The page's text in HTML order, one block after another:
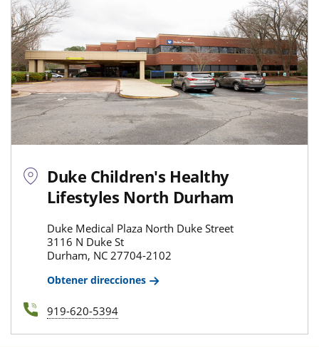
Duke Children's Healthy
Lifestyles North Durham
Duke Medical Plaza North Duke Street
3116 N Duke St
Durham, NC 27704-2102
Obtener direcciones
919-620-5394